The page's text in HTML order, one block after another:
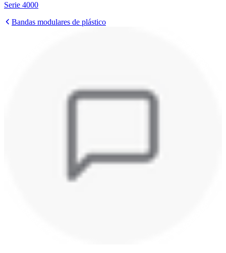
Serie 4000
Bandas modulares de plástico